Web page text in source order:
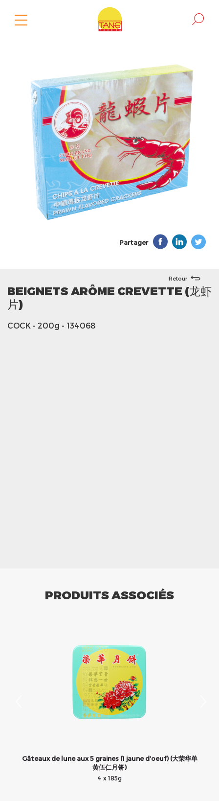
Partager
Retour
BEIGNETS ARÔME CREVETTE (龙虾
片)
COCK - 200g - 134068
PRODUITS ASSOCIÉS
Gâteaux de lune aux 5 graines (1 jaune d’oeuf) (大荣华单
黄伍仁月饼)
4 x 185g